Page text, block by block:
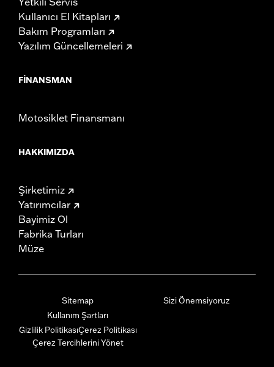
Kullanıcı El Kitapları
Bakım Programları
Yazılım Güncellemeleri
FINANSMAN
Motosiklet Finansmanı
HAKKIMIZDA
Şirketimiz
Yatırımcılar
Bayimiz Ol
Fabrika Turları
Müze
Sitemap
Kullanım Şartları
Gizlilik PolitikasıÇerez Politikası
Çerez Tercihlerini Yönet
Sizi Önemsiyoruz